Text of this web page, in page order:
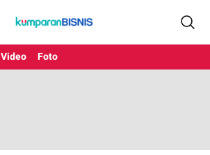
Video Foto